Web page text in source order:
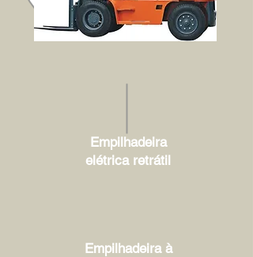
Empilhadeira
elétrica retrátil
Empilhadeira à